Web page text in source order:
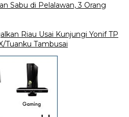
Sabu di Pelalawan, 3 Orang
Riau Usai Kunjungi Yonif TP
Tuanku Tambusai